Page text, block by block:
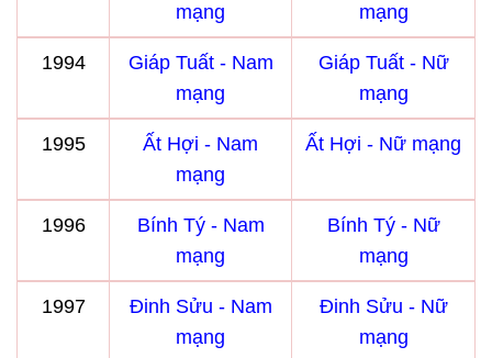
mạng
mạng
1994
Giáp Tuất - Nam
mạng
Giáp Tuất - Nữ
mạng
1995
Ất Hợi - Nam
mạng
Ất Hợi - Nữ mạng
1996
Bính Tý - Nam
mạng
Bính Tý - Nữ
mạng
1997
Đinh Sửu - Nam
mạng
Đinh Sửu - Nữ
mạng